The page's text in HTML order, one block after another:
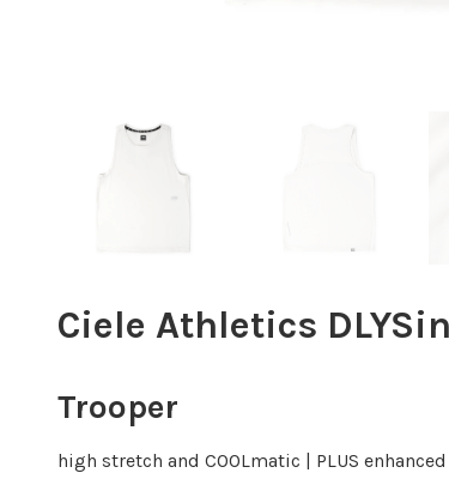
Ciele Athletics
Trooper
high stretch and COOLmatic | PLUS